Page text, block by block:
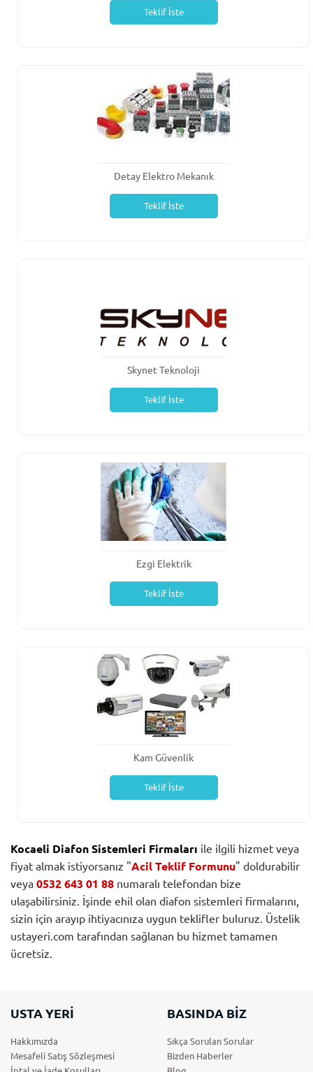
Teklif İste
Detay Elektro Mekanık
Teklif İste
Skynet Teknoloji
Teklif İste
Ezgi Elektrik
Teklif İste
Kam Güvenlik
Teklif İste
Kocaeli Diafon Sistemleri Firmaları ile ilgili hizmet veya
fiyat almak istiyorsanız "Acil Teklif Formunu" doldurabilir
veya 0532 643 01 88 numaralı telefondan bize
ulaşabilirsiniz. İşinde ehil olan diafon sistemleri firmalarını,
sizin için arayıp ihtiyacınıza uygun teklifler buluruz. Üstelik
ustayeri.com tarafından sağlanan bu hizmet tamamen
ücretsiz.
USTA YERİ
Hakkımızda
Mesafeli Satış Sözleşmesi
BASINDA BİZ
Sıkça Sorulan Sorular
Bizden Haberler